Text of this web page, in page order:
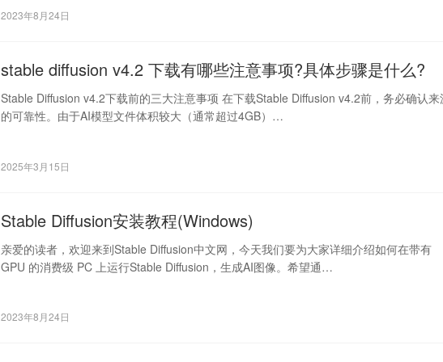
2023年8月24日
stable diffusion v4.2 下载有哪些注意事项?具体步骤是什么?
Stable Diffusion v4.2下载前的三大注意事项 在下载Stable Diffusion v4.2前，务必确认来
的可靠性。由于AI模型文件体积较大（通常超过4GB）…
2025年3月15日
Stable Diffusion安装教程(Windows)
亲爱的读者，欢迎来到Stable Diffusion中文网，今天我们要为大家详细介绍如何在带有
GPU 的消费级 PC 上运行Stable Diffusion，生成AI图像。希望通…
2023年8月24日